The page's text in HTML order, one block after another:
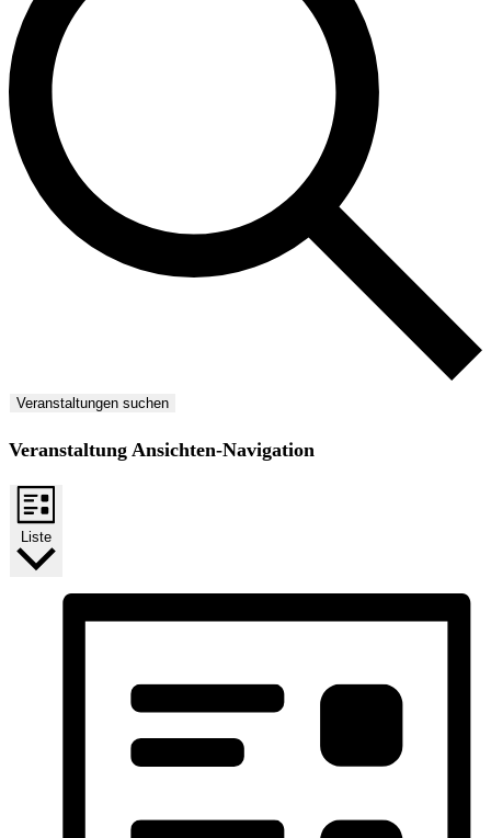
Veranstaltungen suchen
Veranstaltung Ansichten-Navigation
Liste